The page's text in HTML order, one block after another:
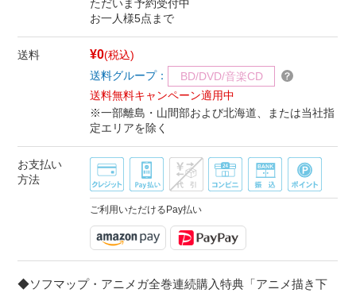
ただいま予約受付中
お一人様5点まで
送料 ¥0(税込)
送料グループ：
BD/DVD/音楽CD
送料無料キャンペーン適用中
※一部離島・山間部および北海道、または当社指
定エリアを除く
お支払い
方法
ご利用いただけるPay払い
◆ソフマップ・アニメガ全巻連続購入特典「アニメ描き下